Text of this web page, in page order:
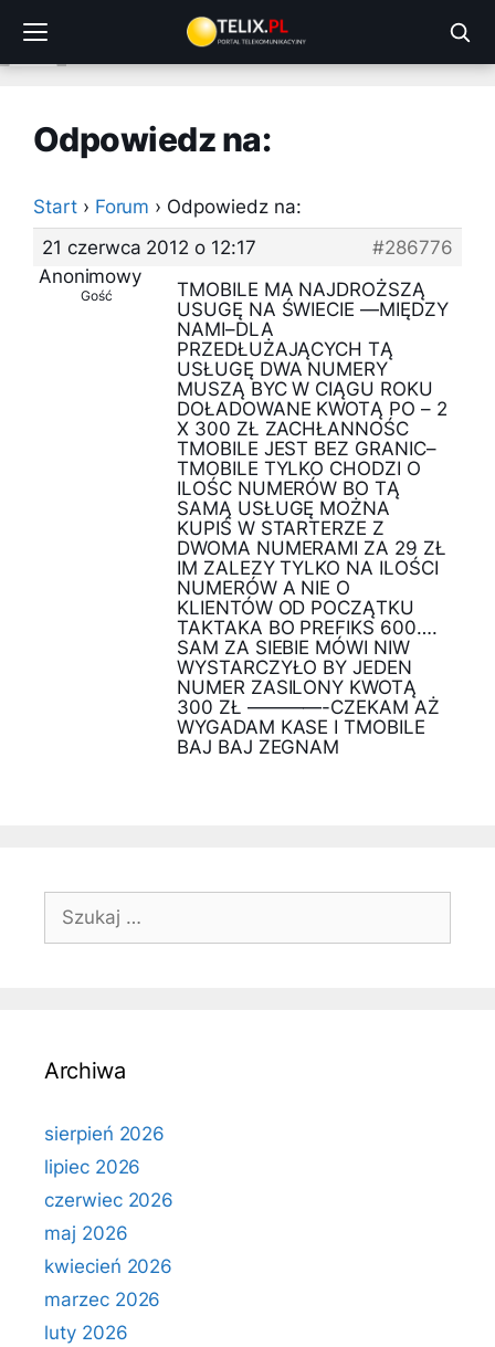
treści
Odpowiedz na:
Start › Forum › Odpowiedz na:
21 czerwca 2012 o 12:17
#286776
Anonimowy
Gość
TMOBILE MA NAJDROŻSZĄ
USUGĘ NA ŚWIECIE —MIĘDZY
NAMI–DLA
PRZEDŁUŻAJĄCYCH TĄ
USŁUGĘ DWA NUMERY
MUSZĄ BYC W CIĄGU ROKU
DOŁADOWANE KWOTĄ PO – 2
X 300 ZŁ ZACHŁANNOŚC
TMOBILE JEST BEZ GRANIC–
TMOBILE TYLKO CHODZI O
ILOŚC NUMERÓW BO TĄ
SAMĄ USŁUGĘ MOŻNA
KUPIŚ W STARTERZE Z
DWOMA NUMERAMI ZA 29 ZŁ
IM ZALEZY TYLKO NA ILOŚCI
NUMERÓW A NIE O
KLIENTÓW OD POCZĄTKU
TAKTAKA BO PREFIKS 600….
SAM ZA SIEBIE MÓWI NIW
WYSTARCZYŁO BY JEDEN
NUMER ZASILONY KWOTĄ
300 ZŁ ————-CZEKAM AŻ
WYGADAM KASE I TMOBILE
BAJ BAJ ZEGNAM
Szukaj:
Archiwa
sierpień 2026
lipiec 2026
czerwiec 2026
maj 2026
kwiecień 2026
marzec 2026
luty 2026